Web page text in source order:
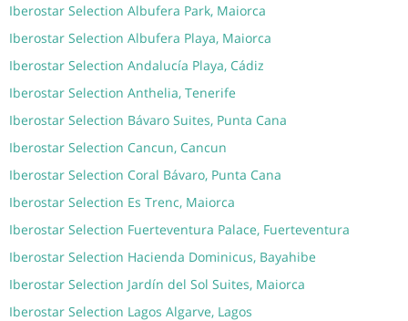
Iberostar Selection Albufera Park, Maiorca
Iberostar Selection Albufera Playa, Maiorca
Iberostar Selection Andalucía Playa, Cádiz
Iberostar Selection Anthelia, Tenerife
Iberostar Selection Bávaro Suites, Punta Cana
Iberostar Selection Cancun, Cancun
Iberostar Selection Coral Bávaro, Punta Cana
Iberostar Selection Es Trenc, Maiorca
Iberostar Selection Fuerteventura Palace, Fuerteventura
Iberostar Selection Hacienda Dominicus, Bayahibe
Iberostar Selection Jardín del Sol Suites, Maiorca
Iberostar Selection Lagos Algarve, Lagos